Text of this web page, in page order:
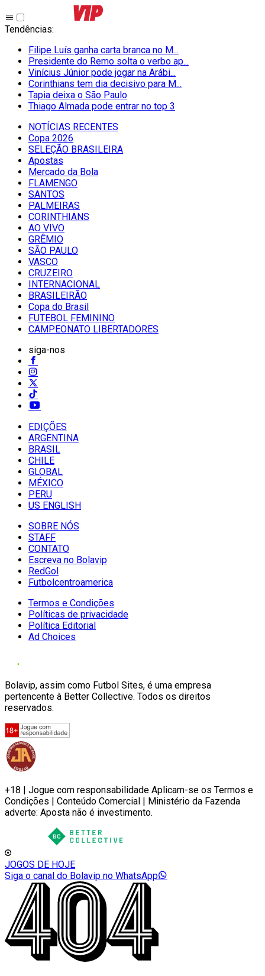
Tendências:
Filipe Luís ganha carta branca no M...
Presidente do Remo solta o verbo ap...
Vinícius Júnior pode jogar na Arábi...
Corinthians tem dia decisivo para M...
Tapia deixa o São Paulo
Thiago Almada pode entrar no top 3
NOTÍCIAS RECENTES
Copa 2026
SELEÇÃO BRASILEIRA
Apostas
Mercado da Bola
FLAMENGO
SANTOS
PALMEIRAS
CORINTHIANS
AO VIVO
GRÊMIO
SĀO PAULO
VASCO
CRUZEIRO
INTERNACIONAL
BRASILEIRÃO
Copa do Brasil
FUTEBOL FEMININO
CAMPEONATO LIBERTADORES
siga-nos
EDIÇÕES
ARGENTINA
BRASIL
CHILE
GLOBAL
MÉXICO
PERU
US ENGLISH
SOBRE NÓS
STAFF
CONTATO
Escreva no Bolavip
RedGol
Futbolcentroamerica
Termos e Condições
Políticas de privacidade
Política Editorial
Ad Choices
Bolavip, assim como Futbol Sites, é uma empresa
pertencente à Better Collective. Todos os direitos
reservados.
+18 | Jogue com responsabilidade Aplicam-se os Termos e
Condições | Conteúdo Comercial | Ministério da Fazenda
adverte: Aposta não é investimento.
JOGOS DE HOJE
Siga o canal do Bolavip no WhatsApp